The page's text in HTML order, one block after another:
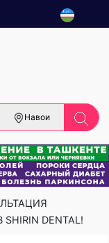
Навои
DENTAL!